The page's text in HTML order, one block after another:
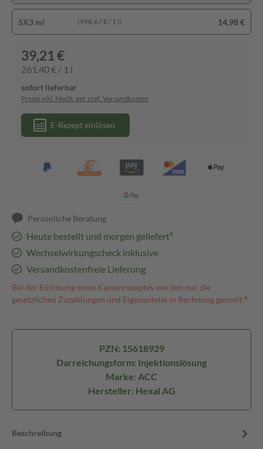
5X3 ml (998,67 € / 1 l) 14,98 €
39,21 €
261,40 € / 1 l
sofort lieferbar
Preise inkl. MwSt. ggf. zzgl. Versandkosten
E-Rezept einlösen
Persönliche Beratung
Heute bestellt und morgen geliefert³
Wechselwirkungscheck inklusive
Versandkostenfreie Lieferung
Bei der Einlösung eines Kassenrezeptes werden nur die
gesetzlichen Zuzahlungen und Eigenanteile in Rechnung gestellt.⁴
PZN: 15618929
Darreichungsform: Injektionslösung
Marke: ACC
Hersteller: Hexal AG
Beschreibung